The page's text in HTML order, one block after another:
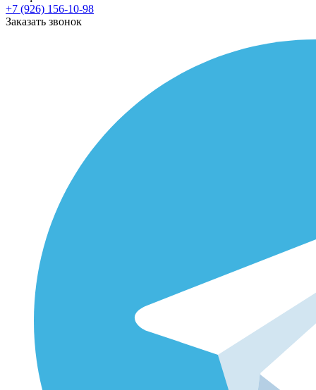
+7 (926) 156-10-98
Заказать звонок